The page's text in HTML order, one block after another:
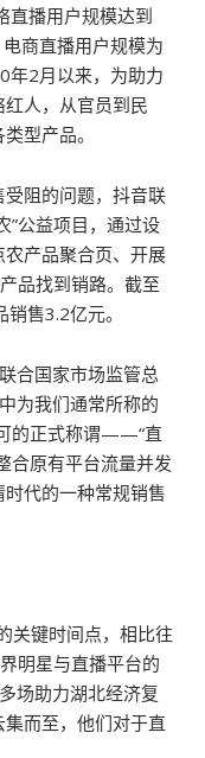
直播用户规模达到
商直播用户规模为
年2月以来，为助力
人，从官员到民
型产品。
阻的问题，抖音联
”公益项目，通过设
产品聚合页、开展
品找到销路。截至
售3.2亿元。
合国家市场监管总
为我们通常所称的
可的正式称谓——“直
合原有平台流量并发
代的一种常规销售
关键时间点，相比往
明星与直播平台的
场助力湖北经济复
而至，他们对于直